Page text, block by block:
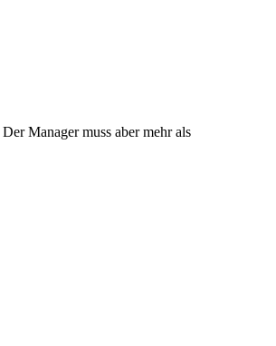
Manager muss aber mehr als